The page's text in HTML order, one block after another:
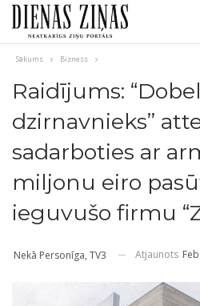
Sākums Bizness
Raidījums:
dzirnavnieks”
sadarboties ar
miljonu eiro
ieguvušo firmu
Nekā Personīga, TV3 Atjaunots